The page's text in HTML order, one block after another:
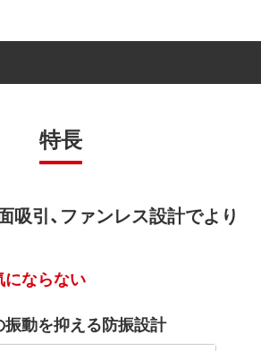
特長
吸引、ファンレス設計でより
ならない
動を抑える防振設計